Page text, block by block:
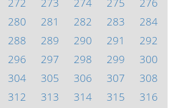
280 281 282 283
284
288 289 290 291
292
296 297 298 299
300
304 305 306 307
308
312 313 314 315
316